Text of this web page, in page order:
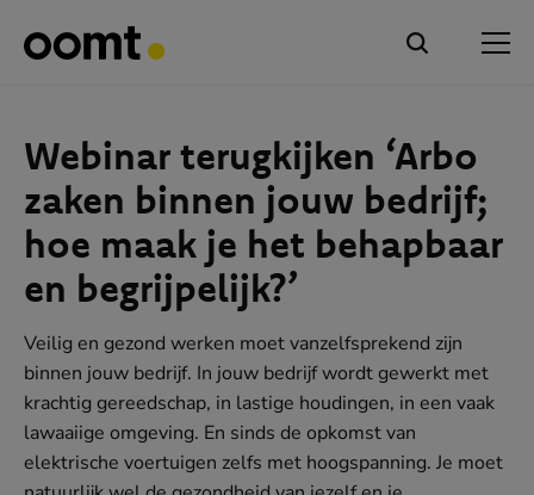
Webinar terugkijken ‘Arbo
zaken binnen jouw bedrijf;
hoe maak je het behapbaar
en begrijpelijk?’
Veilig en gezond werken moet vanzelfsprekend zijn
binnen jouw bedrijf. In jouw bedrijf wordt gewerkt met
krachtig gereedschap, in lastige houdingen, in een vaak
lawaaiige omgeving. En sinds de opkomst van
elektrische voertuigen zelfs met hoogspanning. Je moet